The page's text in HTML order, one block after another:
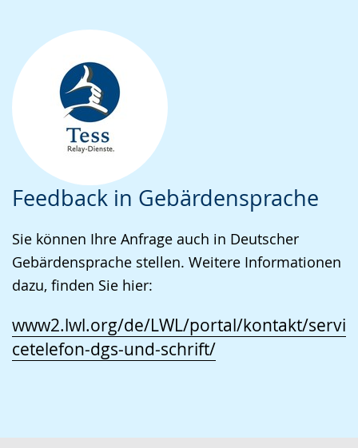
Feedback in Gebärdensprache
Sie können Ihre Anfrage auch in Deutscher
Gebärdensprache stellen. Weitere Informationen
dazu, finden Sie hier:
www2.lwl.org/de/LWL/portal/kontakt/servi
cetelefon-dgs-und-schrift/